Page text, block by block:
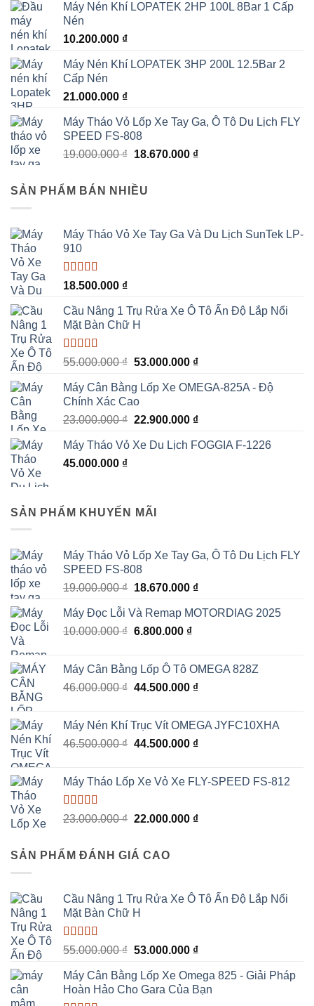
Máy Nén Khí LOPATEK 2HP 100L 8Bar 1 Cấp
Nén
10.200.000 ₫
Máy Nén Khí LOPATEK 3HP 200L 12.5Bar 2
Cấp Nén
21.000.000 ₫
Máy Tháo Vỏ Lốp Xe Tay Ga, Ô Tô Du Lịch FLY
SPEED FS-808
19.000.000₫ Giá
là:
19.000.000 ₫.
18.670.000 ₫Giá
SẢN PHẨM BÁN NHIỀU
Máy Tháo Vỏ Xe Tay Ga Và Du Lịch SunTek LP-
910
Được xếp
sao
18.500.000 ₫
Cầu Nâng 1 Trụ Rửa Xe Ô Tô Ấn Độ Lắp Nổi
Mặt Bàn Chữ H
Được xếp
sao
55.000.000₫ Giá
là:
55.000.000 ₫.
53.000.000 ₫Giá
tại
53.000.000 ₫.
Máy Cân Bằng Lốp Xe OMEGA-825A - Độ
Chính Xác Cao
23.000.000₫ Giá
là:
22.900.000 ₫Giá
tại
Máy Tháo Vỏ Xe Du Lịch FOGGIA F-1226
45.000.000 ₫
SẢN PHẨM KHUYẾN MÃI
Máy Tháo Vỏ Lốp Xe Tay Ga, Ô Tô Du Lịch FLY
SPEED FS-808
19.000.000₫ Giá
là:
19.000.000 ₫.
18.670.000 ₫Giá
tại
Máy Đọc Lỗi Và Remap MOTORDIAG 2025
10.000.000₫ Giá
10.000.000 ₫.
6.800.000 ₫Giá
là:
6.800.000 ₫.
Máy Cân Bằng Lốp Ô Tô OMEGA 828Z
46.000.000₫ Giá
46.000.000 ₫.
44.500.000 ₫Giá
là:
44.500.000 ₫.
Máy Nén Khí Trục Vít OMEGA JYFC10XHA
46.500.000₫ Giá
46.500.000 ₫.
44.500.000 ₫Giá
là:
Máy Tháo Lốp Xe Vỏ Xe FLY-SPEED FS-812
Được xếp
23.000.000₫ Giá
là:
23.000.000 ₫.
22.000.000 ₫Giá
SẢN PHẨM ĐÁNH GIÁ CAO
Cầu Nâng 1 Trụ Rửa Xe Ô Tô Ấn Độ Lắp Nổi
Mặt Bàn Chữ H
Được xếp
sao
55.000.000₫ Giá
là:
55.000.000 ₫.
53.000.000 ₫Giá
tại
là:
Máy Cân Bằng Lốp Xe Omega 825 - Giải Pháp
Hoàn Hảo Cho Gara Của Bạn